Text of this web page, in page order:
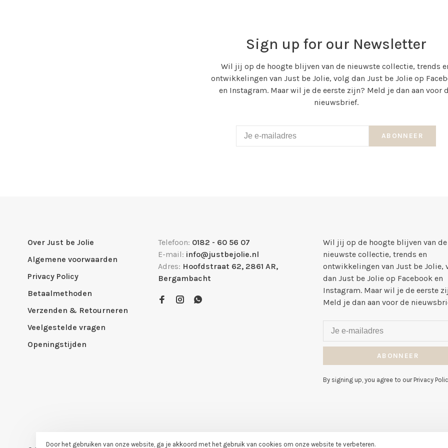
Sign up for our Newsletter
Wil jij op de hoogte blijven van de nieuwste collectie, trends
ontwikkelingen van Just be Jolie, volg dan Just be Jolie op
en Instagram. Maar wil je de eerste zijn? Meld je dan aan voor
nieuwsbrief.
ABONNEER
Over Just be Jolie
Algemene voorwaarden
Privacy Policy
Betaalmethoden
Verzenden & Retourneren
Veelgestelde vragen
Openingstijden
Telefoon: 0182 - 60 56 07
E-mail: info@justbejolie.nl
Adres: Hoofdstraat 62, 2861 AR,
Bergambacht
Wil jij op de hoogte blijven van de
nieuwste collectie, trends en
ontwikkelingen van Just be Jolie,
dan Just be Jolie op Facebook en
Instagram. Maar wil je de eerste
Meld je dan aan voor de
ABONNEER
By signing up, you agree to our Privacy
Door het gebruiken van onze website, ga je akkoord met het gebruik van cookies om onze website te verbeteren.